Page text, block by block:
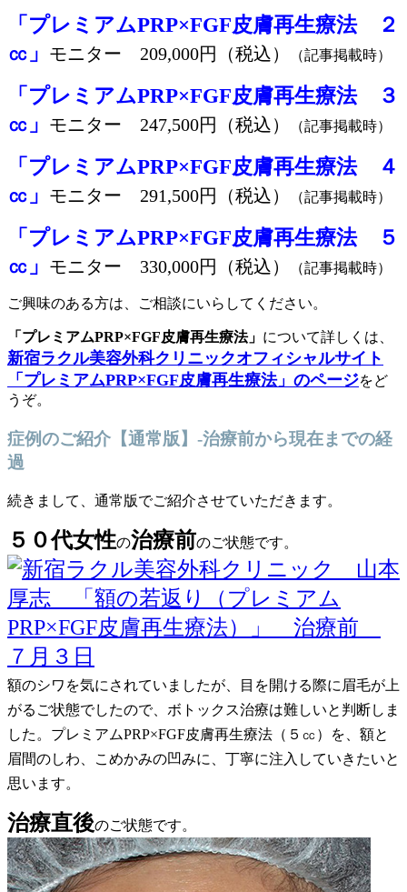
「プレミアムPRP×FGF皮膚再生療法 ２
㏄」 モニター 209,000円（税込） （記事掲載時）
「プレミアムPRP×FGF皮膚再生療法 ３
㏄」 モニター 247,500円（税込） （記事掲載時）
「プレミアムPRP×FGF皮膚再生療法 ４
㏄」 モニター 291,500円（税込） （記事掲載時）
「プレミアムPRP×FGF皮膚再生療法 ５
㏄」 モニター 330,000円（税込） （記事掲載時）
ご興味のある方は、ご相談にいらしてください。
「プレミアムPRP×FGF皮膚再生療法」 について詳しくは、
新宿ラクル美容外科クリニックオフィシャルサイト
「プレミアムPRP×FGF皮膚再生療法」のページをど
うぞ。
症例のご紹介【通常版】-治療前から現在までの経
過
続きまして、通常版でご紹介させていただきます。
５０代女性の治療前のご状態です。
額のシワを気にされていましたが、目を開ける際に眉毛が上
がるご状態でしたので、ボトックス治療は難しいと判断しま
した。プレミアムPRP×FGF皮膚再生療法（５㏄）を、額と
眉間のしわ、こめかみの凹みに、丁寧に注入していきたいと
思います。
治療直後のご状態です。